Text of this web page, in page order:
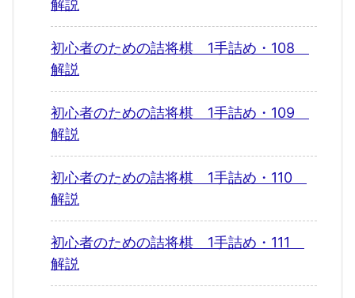
解説
初心者のための詰将棋 1手詰め・108
解説
初心者のための詰将棋 1手詰め・109
解説
初心者のための詰将棋 1手詰め・110
解説
初心者のための詰将棋 1手詰め・111
解説